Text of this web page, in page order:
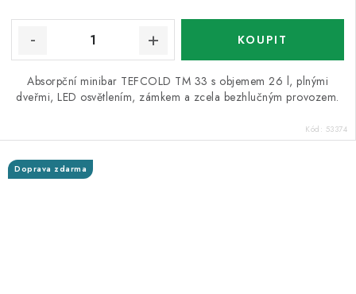
Absorpční minibar TEFCOLD TM 33 s objemem 26 l, plnými
dveřmi, LED osvětlením, zámkem a zcela bezhlučným provozem.
Kód: 53374
Doprava zdarma